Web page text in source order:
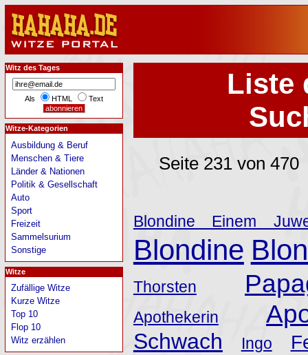
Liste
Seite 231 von 470
Blondine Einem
Blondine
Thorsten
Apothekerin
Schwach Ingo
Witz des Tages
Als HTML Text
Witze-Kategorien
Ausbildung & Beruf
Menschen & Tiere
Länder & Nationen
Politik & Gesellschaft
Auto
Sport
Freizeit
Sammelsurium
Sonstige
Witze
Zufällige Witze
Kurze Witze
Top 10
Flop 10
Witz erzählen